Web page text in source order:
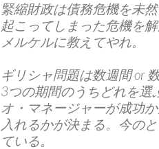
緊縮財政は債務危機を未
起こってしまった危機を
メルケルに教えてやれ。
ギリシャ問題は数週間 or
3つの期間のうちどれを選
オ・マネージャーが成功
入れるかが決まる。今の
ている。